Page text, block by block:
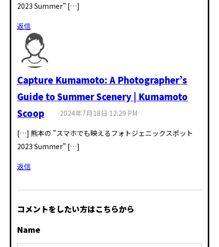
2023 Summer” […]
返信
Capture Kumamoto: A Photographer’s
Guide to Summer Scenery | Kumamoto
Scoop
2024年7月18日 12:29 PM
[…] 熊本の ”スマホでも映えるフォトジェニックスポット
2023 Summer” […]
返信
コメントをしたい方はこちらから
Name